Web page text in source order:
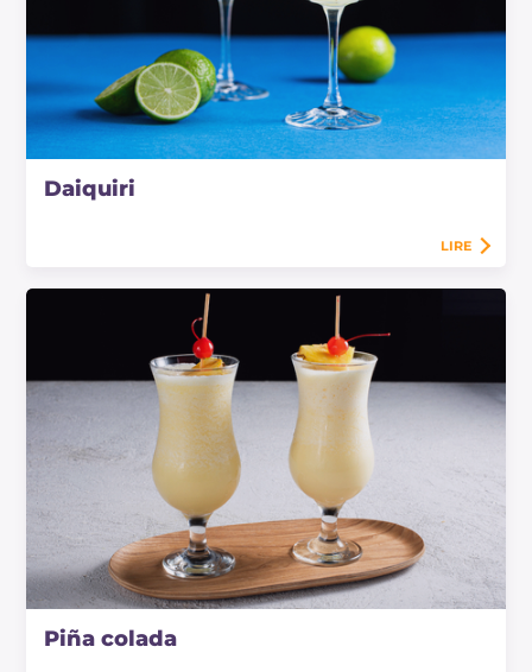
Daiquiri
LIRE
Piña colada